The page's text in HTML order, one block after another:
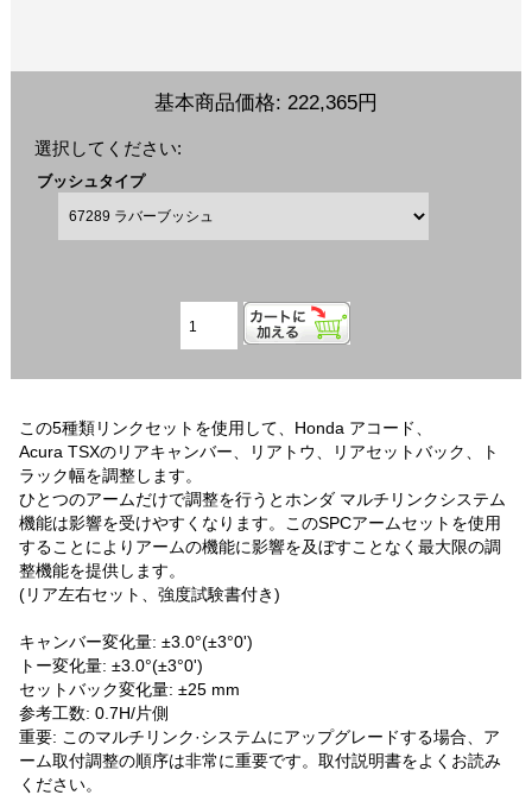
基本商品価格: 222,365円
選択してください:
ブッシュタイプ
この5種類リンクセットを使用して、Honda アコード、
Acura TSXのリアキャンバー、リアトウ、リアセットバック、ト
ラック幅を調整します。
ひとつのアームだけで調整を行うとホンダ マルチリンクシステム
機能は影響を受けやすくなります。このSPCアームセットを使用
することによりアームの機能に影響を及ぼすことなく最大限の調
整機能を提供します。
(リア左右セット、強度試験書付き)
キャンバー変化量: ±3.0°(±3°0')
トー変化量: ±3.0°(±3°0')
セットバック変化量: ±25 mm
参考工数: 0.7H/片側
重要: このマルチリンク·システムにアップグレードする場合、ア
ーム取付調整の順序は非常に重要です。取付説明書をよくお読み
ください。